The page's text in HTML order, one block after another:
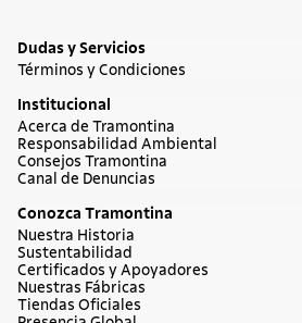
Dudas y Servicios
Términos y Condiciones
Institucional
Acerca de Tramontina
Responsabilidad Ambiental
Consejos Tramontina
Canal de Denuncias
Conozca Tramontina
Nuestra Historia
Sustentabilidad
Certificados y Apoyadores
Nuestras Fábricas
Tiendas Oficiales